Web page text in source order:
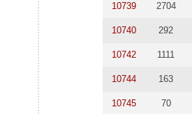
10739 2704
10740 292
10742 1111
10744 163
10745 70